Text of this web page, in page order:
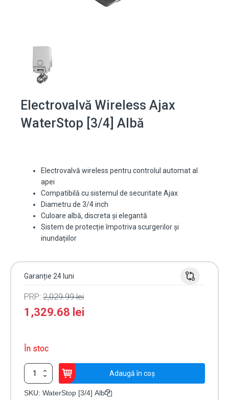
Electrovalvă Wireless Ajax
WaterStop [3/4] Albă
Electrovalvă wireless pentru controlul automat al
apei
Compatibilă cu sistemul de securitate Ajax
Diametru de 3/4 inch
Culoare albă, discreta și elegantă
Sistem de protecție împotriva scurgerilor și
inundațiilor
Garanție 24 luni
PRP: 2,029.99lei
1,329.68 lei
În stoc
Cantitate
Electrovalvă
Wireless
Adaugă în coș
SKU: WaterStop [3/4] Alb